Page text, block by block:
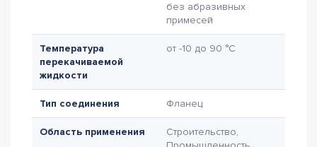
без абразивных
примесей
Температура
перекачиваемой
жидкости
от -10 до 90 °C
Тип соединения Фланец
Область применения
Строительство,